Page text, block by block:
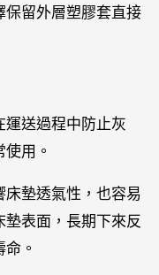
保留外層塑膠套直接
運送過程中防止灰
用。
墊透氣性，也容易
表面，長期下來反
。